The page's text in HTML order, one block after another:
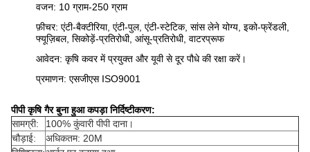
वजन: 10 ग्राम-250 ग्राम
फ़ीचर: एंटी-बैक्टीरिया, एंटी-पुल, एंटी-स्टेटिक, सांस लेने योग्य, इको-फ्रेंडली,
फ्यूज़िबल, सिकोड़ें-प्रतिरोधी, आंसू-प्रतिरोधी, वाटरप्रूफ
आवेदन: कृषि कवर में प्रयुक्त और यूवी से दूर पौधे की रक्षा करें।
प्रमाणन: एसजीएस ISO9001
पीपी कृषि गैर बुना हुआ कपड़ा निर्दिष्टीकरण:
सामग्री:
100% कुंवारी पीपी दाना।
चौड़ाई:
अधिकतम: 20M